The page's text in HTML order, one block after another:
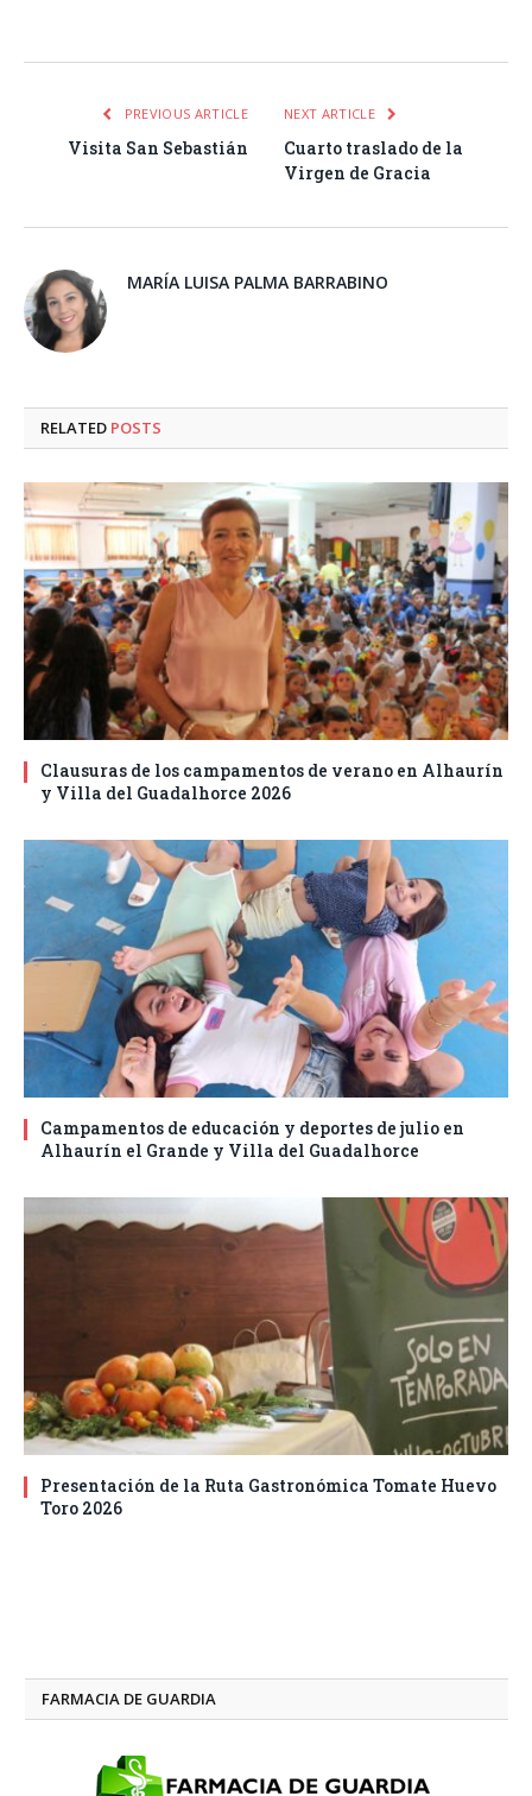
PREVIOUS ARTICLE
Visita San Sebastián
NEXT ARTICLE
Cuarto traslado de la
Virgen de Gracia
MARÍA LUISA PALMA BARRABINO
RELATED POSTS
Clausuras de los campamentos de verano en Alhaurín
y Villa del Guadalhorce 2026
Campamentos de educación y deportes de julio en
Alhaurín el Grande y Villa del Guadalhorce
Presentación de la Ruta Gastronómica Tomate Huevo
Toro 2026
FARMACIA DE GUARDIA